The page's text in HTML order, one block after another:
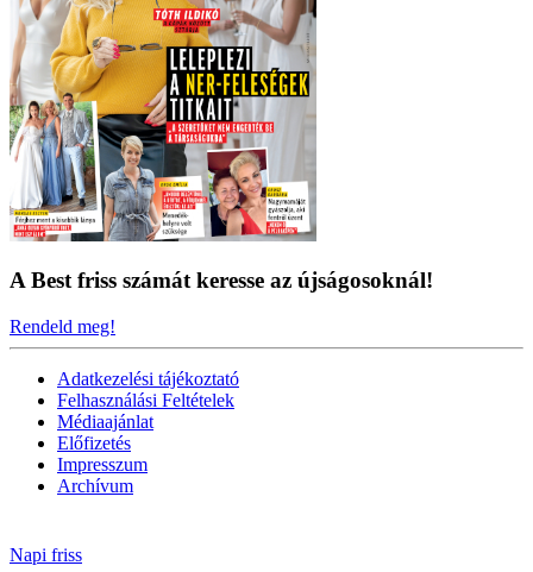
A Best friss számát keresse az újságosoknál!
Rendeld meg!
Adatkezelési tájékoztató
Felhasználási Feltételek
Médiaajánlat
Előfizetés
Impresszum
Archívum
Napi friss